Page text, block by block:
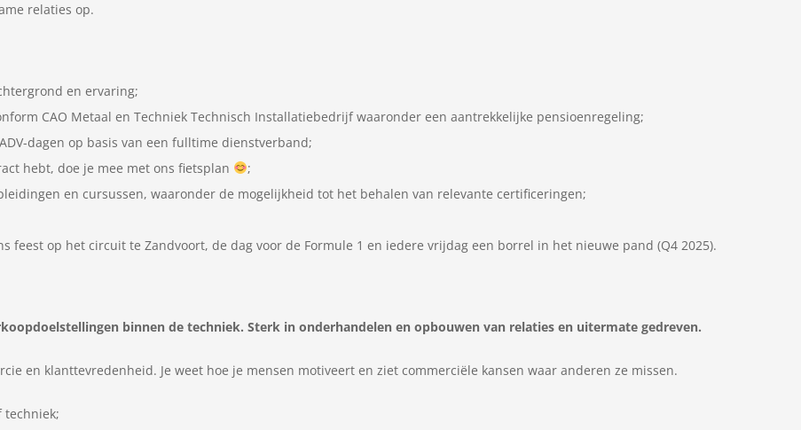
relaties op.
en ervaring;
CAO Metaal en Techniek Technisch Installatiebedrijf waaronder een aantrekkelijke pensioenregeling;
dagen op basis van een fulltime dienstverband;
hebt, doe je mee met ons fietsplan
;
en cursussen, waaronder de mogelijkheid tot het behalen van relevante certificeringen;
feest op het circuit te Zandvoort, de dag voor de Formule 1 en iedere vrijdag een borrel in het nieuwe pand (Q4 2025).
binnen de techniek. Sterk in onderhandelen en opbouwen van relaties en uitermate gedreven.
en klanttevredenheid. Je weet hoe je mensen motiveert en ziet commerciële kansen waar anderen ze missen.
techniek;